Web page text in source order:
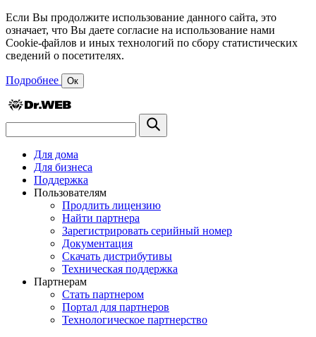
Если Вы продолжите использование данного сайта, это
означает, что Вы даете согласие на использование нами
Cookie-файлов и иных технологий по сбору статистических
сведений о посетителях.
Подробнее Ок
Для дома
Для бизнеса
Поддержка
Пользователям
Продлить лицензию
Найти партнера
Зарегистрировать серийный номер
Документация
Скачать дистрибутивы
Техническая поддержка
Партнерам
Стать партнером
Портал для партнеров
Технологическое партнерство